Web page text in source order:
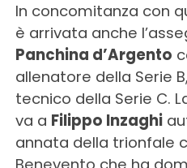
In concomitanza con
è arrivata anche
Panchina d’Argento
allenatore della Serie
tecnico della Serie C.
va a Filippo Inzaghi
annata della trionfale